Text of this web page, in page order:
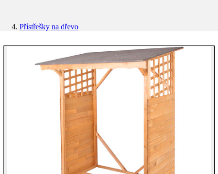
Přístřešky na dřevo